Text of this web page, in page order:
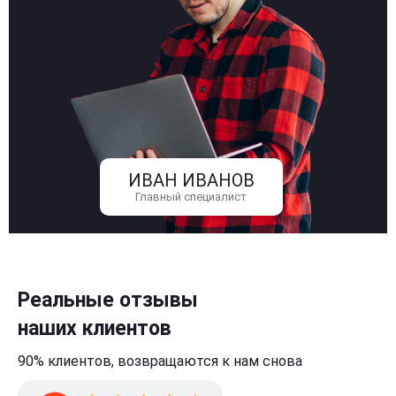
ИВАН ИВАНОВ
Главный специалист
Реальные отзывы
наших клиентов
90% клиентов, возвращаются к нам снова